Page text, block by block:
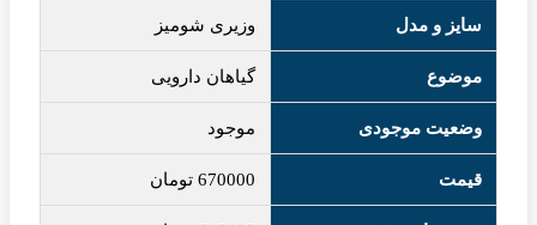
سایز و مدل وزیری شومیز
موضوع گیاهان دارویی
وضعیت موجودی موجود
قیمت 670000 تومان